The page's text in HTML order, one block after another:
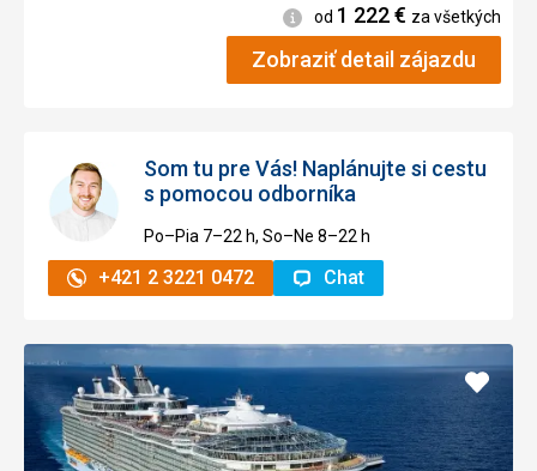
Informácie
od 1 222€ za všetkých
Zobraziť detail zájazdu
Som tu pre Vás! Naplánujte si cestu
s pomocou odborníka
Po–Pia 7–⁠⁠⁠⁠⁠⁠22 h, So–Ne 8–⁠⁠⁠⁠⁠⁠22 h
+421 2 3221 0472 Chat
Pridať